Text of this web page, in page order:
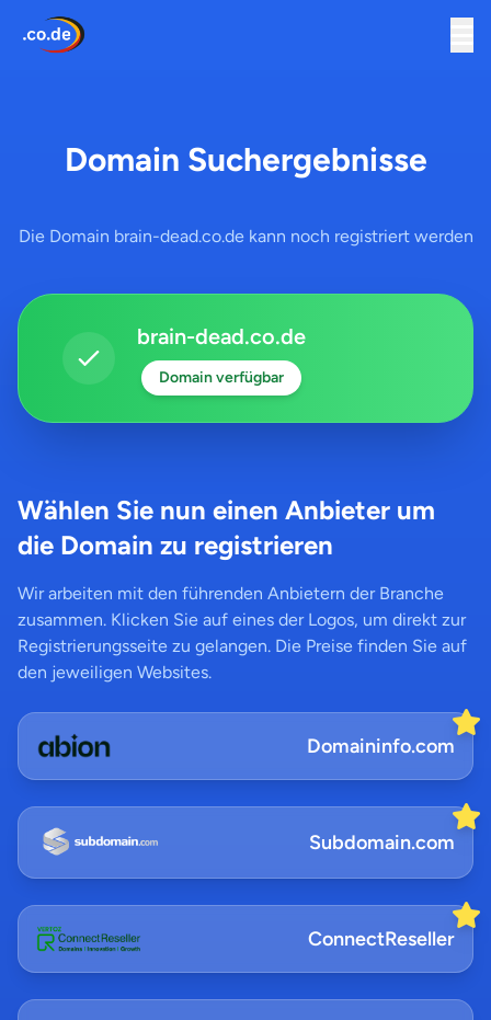
Domain Suchergebnisse
Die Domain brain-dead.co.de kann noch registriert werden
brain-dead.co.de
Domain verfügbar
Wählen Sie nun einen Anbieter um
die Domain zu registrieren
Wir arbeiten mit den führenden Anbietern der Branche
zusammen. Klicken Sie auf eines der Logos, um direkt zur
Registrierungsseite zu gelangen. Die Preise finden Sie auf
den jeweiligen Websites.
Domaininfo.com
Subdomain.com
ConnectReseller